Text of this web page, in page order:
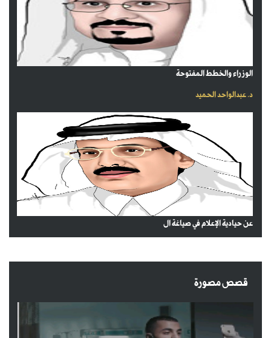
الوزراء والخطط المفتوحة
د. عبدالواحد الحميد
عن حيادية الإعلام في صياغة ال
قصص مصورة